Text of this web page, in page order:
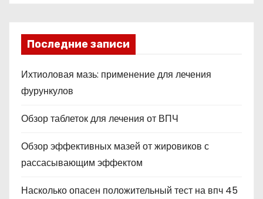
Последние записи
Ихтиоловая мазь: применение для лечения
фурункулов
Обзор таблеток для лечения от ВПЧ
Обзор эффективных мазей от жировиков с
рассасывающим эффектом
Насколько опасен положительный тест на впч 45